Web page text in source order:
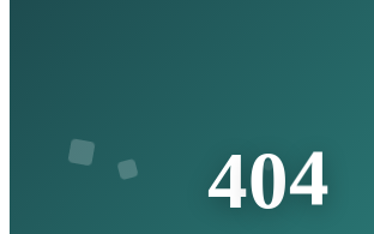
404